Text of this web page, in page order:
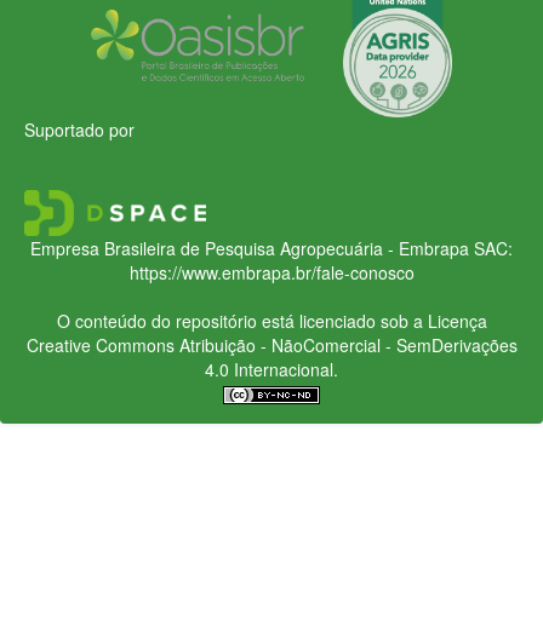
Suportado por
Empresa Brasileira de Pesquisa Agropecuária - Embrapa SAC:
https://www.embrapa.br/fale-conosco
O conteúdo do repositório está licenciado sob a Licença
Creative CommonsAtribuição - NãoComercial - SemDerivações
4.0 Internacional.